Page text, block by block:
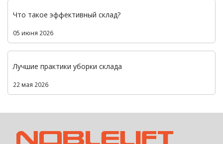
Что такое эффективный склад?
05 июня 2026
Лучшие практики уборки склада
22 мая 2026